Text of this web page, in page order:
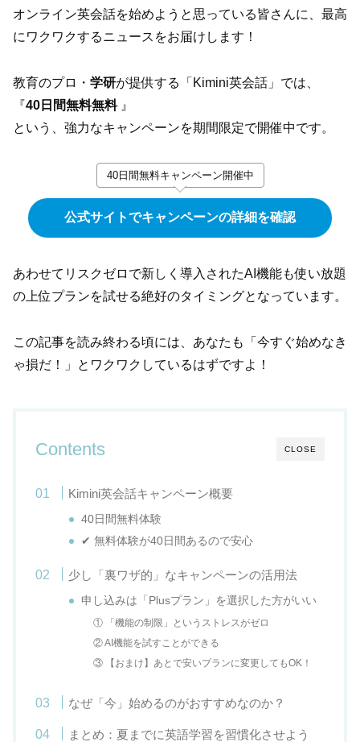
オンライン英会話を始めようと思っている皆さんに、最高
にワクワクするニュースをお届けします！
教育のプロ・ 学研が提供する「Kimini英会話」では、
『40日間無料無料 』
という、強力なキャンペーンを期間限定で開催中です。
40日間無料キャンペーン開催中
公式サイトでキャンペーンの詳細を確認
あわせてリスクゼロで新しく導入されたAI機能も使い放題
の上位プランを試せる絶好のタイミングとなっています。
この記事を読み終わる頃には、あなたも「今すぐ始めなき
ゃ損だ！」とワクワクしているはずですよ！
CLOSE
Contents
Kimini英会話キャンペーン概要
40日間無料体験
✔ 無料体験が40日間あるので安心
少し「裏ワザ的」なキャンペーンの活用法
申し込みは「Plusプラン」を選択した方がいい
① 「機能の制限」というストレスがゼロ
② AI機能を試すことができる
③ 【おまけ】あとで安いプランに変更してもOK！
なぜ「今」始めるのがおすすめなのか？
まとめ：夏までに英語学習を習慣化させよう